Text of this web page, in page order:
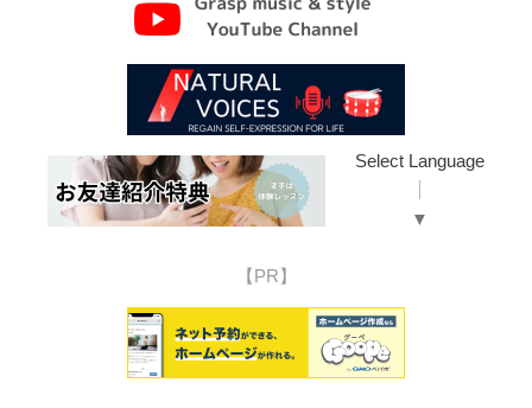
Select Language
▼
【PR】